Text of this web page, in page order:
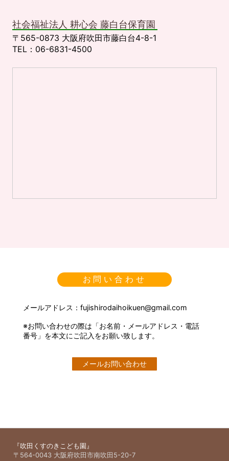
社会福祉法人 耕心会 藤白台保育園
〒565-0873 大阪府吹田市藤白台4-8-1
TEL：06-6831-4500
お問い合わせ
メールアドレス：fujishirodaihoikuen@gmail.com
※お問い合わせの際は「お名前・メールアドレス・電話
番号」を本文にご記入をお願い致します。
メールお問い合わせ
『吹田くすのきこども園』
〒564-0043 大阪府吹田市南吹田5-20-7